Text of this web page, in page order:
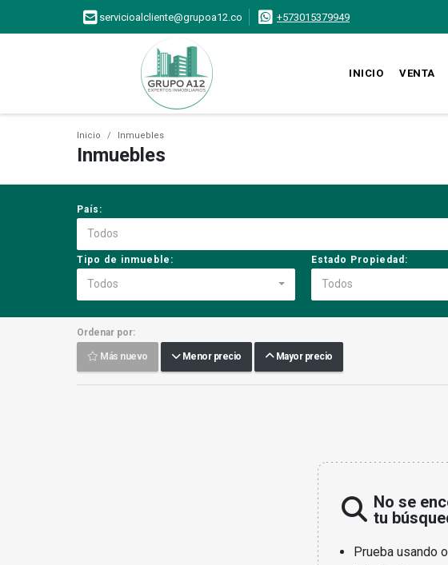
servicioalcliente@grupoa12.co +573015379949
INICIO VENTA
Inicio Inmuebles
Inmuebles
País:
Todos
Tipo de inmueble:
Todos
Estado Propiedad:
Todos
Ordenar por:
Más nuevo Menor precio Mayor precio
No se
tu
Prueba usando